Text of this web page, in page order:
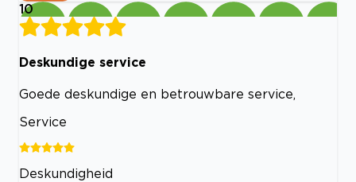
10
Deskundige service
Goede deskundige en betrouwbare service,
Service
Deskundigheid